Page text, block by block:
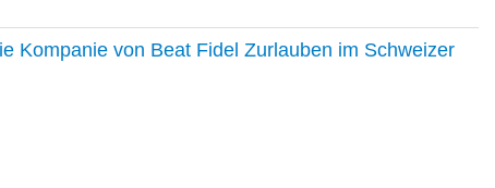
Kompanie von Beat Fidel Zurlauben im Schweizer